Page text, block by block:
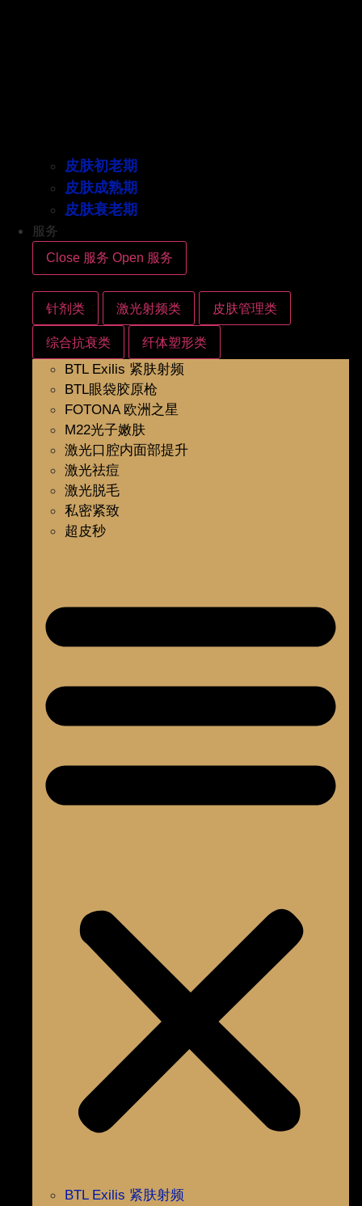
皮肤初老期
皮肤成熟期
皮肤衰老期
服务
Close 服务 Open 服务
针剂类 激光射频类 皮肤管理类
综合抗衰类 纤体塑形类
BTL Exilis 紧肤射频
BTL眼袋胶原枪
FOTONA 欧洲之星
M22光子嫩肤
激光口腔内面部提升
激光祛痘
激光脱毛
私密紧致
超皮秒
BTL Exilis 紧肤射频